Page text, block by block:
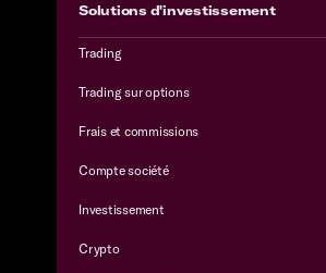
Solutions d'investissement
Trading
Trading sur options
Frais et commissions
Compte société
Investissement
Crypto